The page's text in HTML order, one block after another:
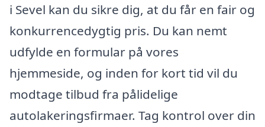
i Sevel kan du sikre dig, at du får en fair og
konkurrencedygtig pris. Du kan nemt
udfylde en formular på vores
hjemmeside, og inden for kort tid vil du
modtage tilbud fra pålidelige
autolakeringsfirmaer. Tag kontrol over din